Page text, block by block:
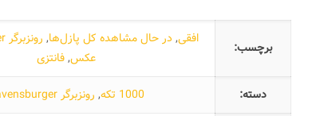
برچسب:
افقی, در حال مشاهده کل پازل‌ها, رونزبرگر Ravensburger
عکس,فانتزی
دسته: 1000 تکه , رونزبرگر Ravensburger